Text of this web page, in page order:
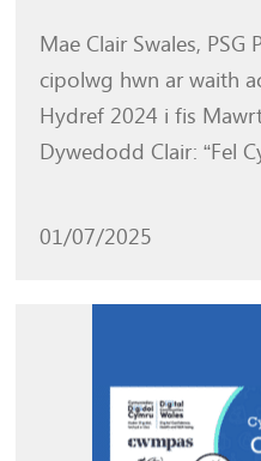
Mae Clair Swales, PSG
cipolwg hwn ar waith
Hydref 2024 i fis
Dywedodd Clair: “Fel
01/07/2025